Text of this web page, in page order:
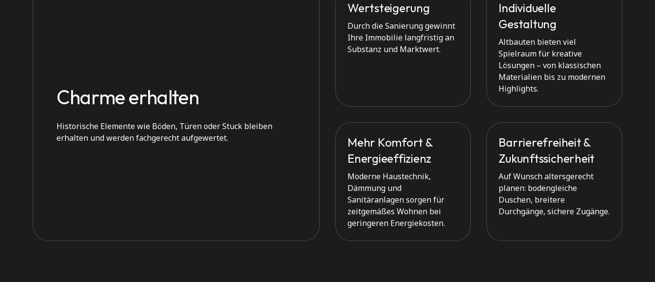
Charme erhalten
Historische Elemente wie Böden, Türen oder Stuck bleiben
erhalten und werden fachgerecht aufgewertet.
Wertsteigerung
Durch die Sanierung gewinnt
Ihre Immobilie langfristig an
Substanz und Marktwert.
Individuelle
Gestaltung
Altbauten bieten viel
Spielraum für kreative
Lösungen – von klassischen
Materialien bis zu modernen
Highlights.
Mehr Komfort &
Energieeffizienz
Moderne Haustechnik,
Dämmung und
Sanitäranlagen sorgen für
zeitgemäßes Wohnen bei
geringeren Energiekosten.
Barrierefreiheit &
Zukunftssicherheit
Auf Wunsch altersgerecht
planen: bodengleiche
Duschen, breitere
Durchgänge, sichere Zugänge.